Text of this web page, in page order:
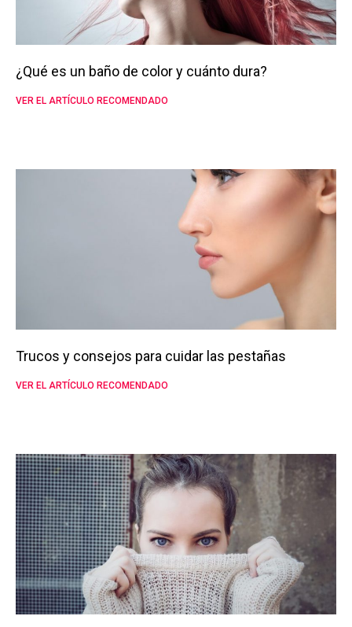
¿Qué es un baño de color y cuánto dura?
VER EL ARTÍCULO RECOMENDADO
Trucos y consejos para cuidar las pestañas
VER EL ARTÍCULO RECOMENDADO